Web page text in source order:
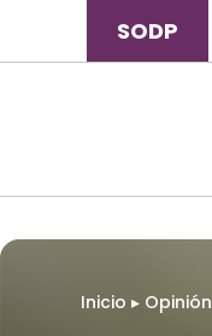
SODP
Inicio ▸ Opinión